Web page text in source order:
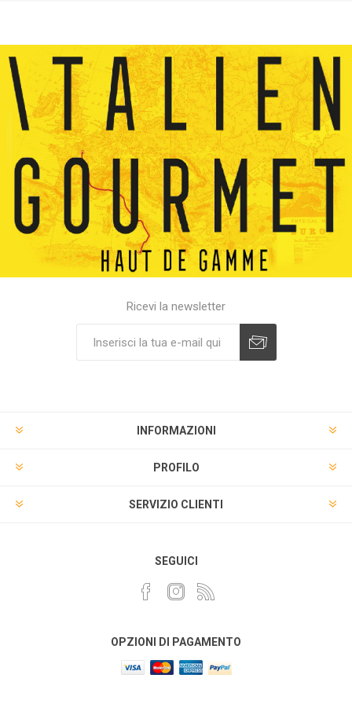
Ricevi la newsletter
INFORMAZIONI
PROFILO
SERVIZIO CLIENTI
SEGUICI
OPZIONI DI PAGAMENTO